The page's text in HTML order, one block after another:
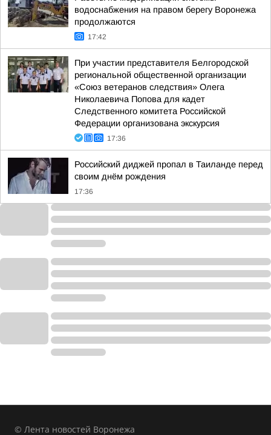
водоснабжения на правом берегу Воронежа
продолжаются
17:42
При участии представителя Белгородской
региональной общественной организации
«Союз ветеранов следствия» Олега
Николаевича Попова для кадет
Следственного комитета Российской
Федерации организована экскурсия
17:36
Российский диджей пропал в Таиланде перед
своим днём рождения
17:36
© Лента новостей Воронежа